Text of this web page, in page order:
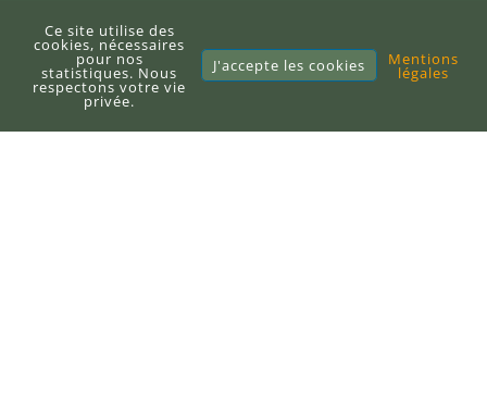
Sitemap
Ce site utilise des
cookies, nécessaires
pour nos
statistiques. Nous
respectons votre vie
privée.
J'accepte les cookies Mentions
légales